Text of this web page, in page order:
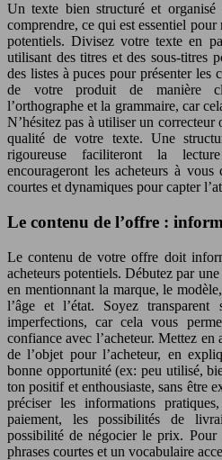
Un texte bien structuré et
comprendre, ce qui est essentiel pour
potentiels. Divisez votre texte en
utilisant des titres et des sous-titres
des listes à puces pour présenter les
de votre produit de manière
l’orthographe et la grammaire, car
N’hésitez pas à utiliser un
qualité de votre texte. Une
rigoureuse faciliteront la
encourageront les acheteurs à vous
courtes et dynamiques pour capter
Le contenu de l’offre :
Le contenu de votre offre doit
acheteurs potentiels. Débutez par
en mentionnant la marque, le
l’âge et l’état. Soyez
imperfections, car cela vous
confiance avec l’acheteur. Mettez en
de l’objet pour l’acheteur, en
bonne opportunité (ex: peu utilisé,
ton positif et enthousiaste, sans être
préciser les informations
paiement, les possibilités de
possibilité de négocier le prix.
phrases courtes et un vocabulaire